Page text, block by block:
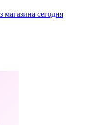
магазина сегодня